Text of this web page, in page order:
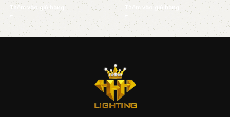
Thêm vào giỏ hàng Thêm vào giỏ hàng